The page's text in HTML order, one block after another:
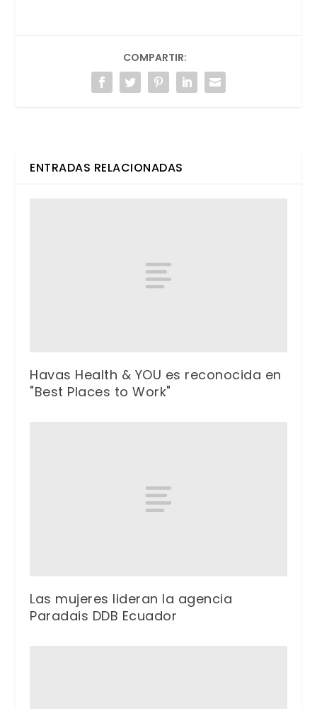
COMPARTIR:
ENTRADAS RELACIONADAS
Havas Health & YOU es reconocida en
"Best Places to Work"
Las mujeres lideran la agencia
Paradais DDB Ecuador